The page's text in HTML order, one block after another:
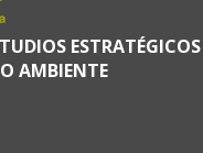
ESTRATÉGICOS
AMBIENTE